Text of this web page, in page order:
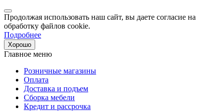
Продолжая использовать наш сайт, вы даете согласие на
обработку файлов cookie.
Подробнее
Хорошо
Главное меню
Розничные магазины
Оплата
Доставка и подъем
Сборка мебели
Кредит и рассрочка